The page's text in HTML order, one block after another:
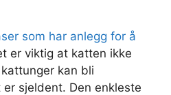
som har anlegg for å
er viktig at katten ikke
kan bli
sjeldent. Den enkleste